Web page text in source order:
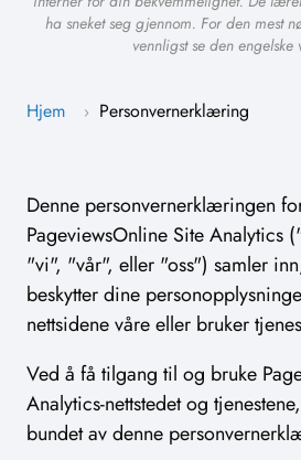
ha sneket seg gjennom. For den mest
vennligst se den engelske
Hjem › Personvernerklæring
Denne personvernerklæringen
PageviewsOnline Site Analytics
"vi", "vår", eller "oss") samler
beskytter dine
nettsidene våre eller bruker
Ved å få tilgang til og bruke
Analytics-nettstedet og
bundet av denne